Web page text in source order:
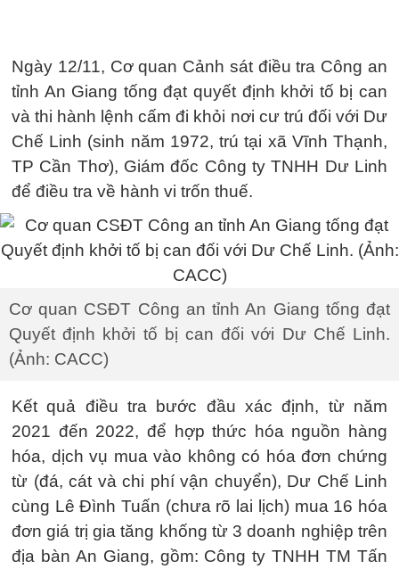
Ngày 12/11, Cơ quan Cảnh sát điều tra Công an
tỉnh An Giang tống đạt quyết định khởi tố bị can
và thi hành lệnh cấm đi khỏi nơi cư trú đối với Dư
Chế Linh (sinh năm 1972, trú tại xã Vĩnh Thạnh,
TP Cần Thơ), Giám đốc Công ty TNHH Dư Linh
để điều tra về hành vi trốn thuế.
Cơ quan CSĐT Công an tỉnh An Giang tống đạt
Quyết định khởi tố bị can đối với Dư Chế Linh.
(Ảnh: CACC)
Kết quả điều tra bước đầu xác định, từ năm
2021 đến 2022, để hợp thức hóa nguồn hàng
hóa, dịch vụ mua vào không có hóa đơn chứng
từ (đá, cát và chi phí vận chuyển), Dư Chế Linh
cùng Lê Đình Tuấn (chưa rõ lai lịch) mua 16 hóa
đơn giá trị gia tăng khống từ 3 doanh nghiệp trên
địa bàn An Giang, gồm: Công ty TNHH TM Tấn